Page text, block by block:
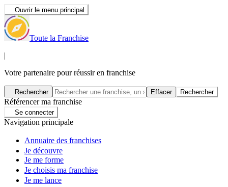
Ouvrir le menu principal
Toute la Franchise
|
Votre partenaire pour réussir en franchise
Rechercher Effacer Rechercher
Référencer ma franchise
Se connecter
Navigation principale
Annuaire des franchises
Je découvre
Je me forme
Je choisis ma franchise
Je me lance